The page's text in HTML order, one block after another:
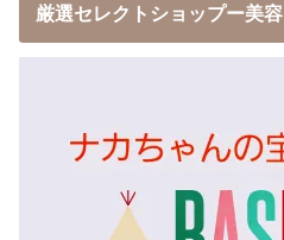
厳選セレクトショップー美容